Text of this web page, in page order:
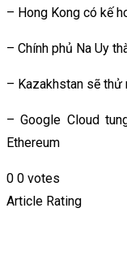
– Hong Kong có kế
– Chính phủ Na Uy
– Kazakhstan sẽ thử
– Google Cloud
Ethereum
0 0 votes
Article Rating